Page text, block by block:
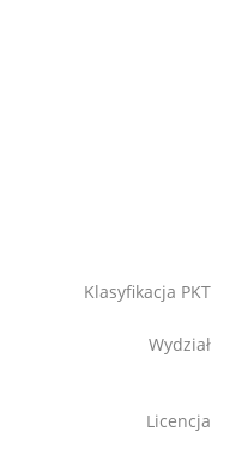
Klasyfikacja PKT
Wydział
Licencja